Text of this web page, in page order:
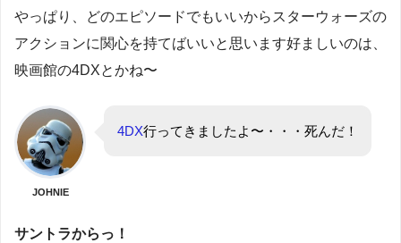
やっぱり、どのエピソードでもいいからスターウォーズの
アクションに関心を持てばいいと思います好ましいのは、
映画館の4DXとかね〜
JOHNIE
4DX行ってきましたよ〜・・・死んだ！
サントラからっ！